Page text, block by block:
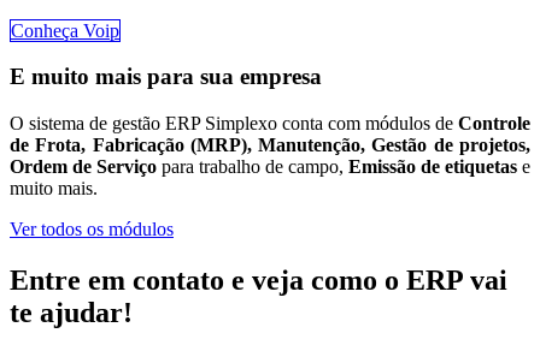
Conheça Voip
E muito mais para sua empresa
O sistema de gestão ERP Simplexo conta com módulos de Controle
de Frota, Fabricação (MRP), Manutenção, Gestão de projetos,
Ordem de Serviço para trabalho de campo, Emissão de etiquetas e
muito mais.
Ver todos os módulos
Entre em contato e veja como o ERP vai
te ajudar!